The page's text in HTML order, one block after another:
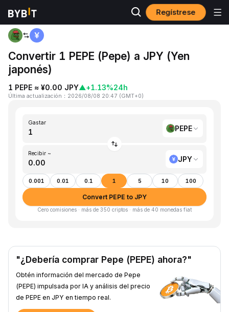
Regístrese
Inicio PEPE to JPY
Convertir 1 PEPE (Pepe) a JPY (Yen
japonés)
1 PEPE ≈ ¥0.00 JPY▲+1.13%24h
Última actualización ： 2026/08/08 20:47 (GMT+0)
Gastar
PEPE
Recibir ~
JPY
0.001 0.01 0.1 1 5 10 100
Convert PEPE to JPY
Cero comisiones · más de 350 criptos · más de 40 monedas fiat
"¿Debería comprar Pepe (PEPE) ahora?"
Obtén información del mercado de Pepe
(PEPE) impulsada por IA y análisis del precio
de PEPE en JPY en tiempo real.